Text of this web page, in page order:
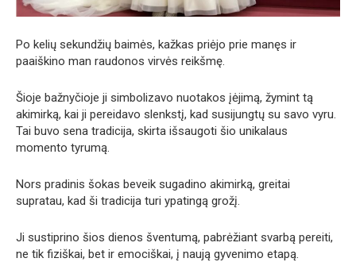
Po kelių sekundžių baimės, kažkas priėjo prie manęs ir
paaiškino man raudonos virvės reikšmę.
Šioje bažnyčioje ji simbolizavo nuotakos įėjimą, žymint tą
akimirką, kai ji pereidavo slenkstį, kad susijungtų su savo vyru.
Tai buvo sena tradicija, skirta išsaugoti šio unikalaus
momento tyrumą.
Nors pradinis šokas beveik sugadino akimirką, greitai
supratau, kad ši tradicija turi ypatingą grožį.
Ji sustiprino šios dienos šventumą, pabrėžiant svarbą pereiti,
ne tik fiziškai, bet ir emociškai, į naują gyvenimo etapą.